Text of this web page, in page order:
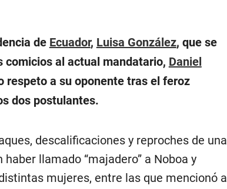
de Ecuador, Luisa González, que se
comicios al actual mandatario, Daniel
respeto a su oponente tras el feroz
dos postulantes.
descalificaciones y reproches de una
llamado “majadero” a Noboa y
mujeres, entre las que mencionó a